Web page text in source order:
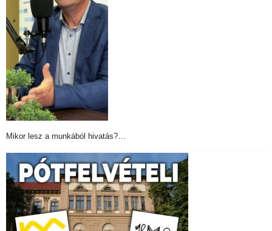
Mikor lesz a munkából hivatás?…